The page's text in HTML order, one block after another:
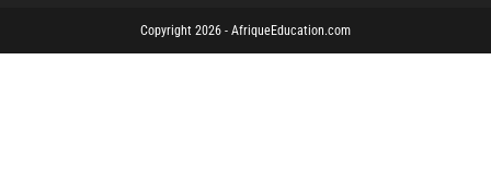
Copyright 2026 - AfriqueEducation.com